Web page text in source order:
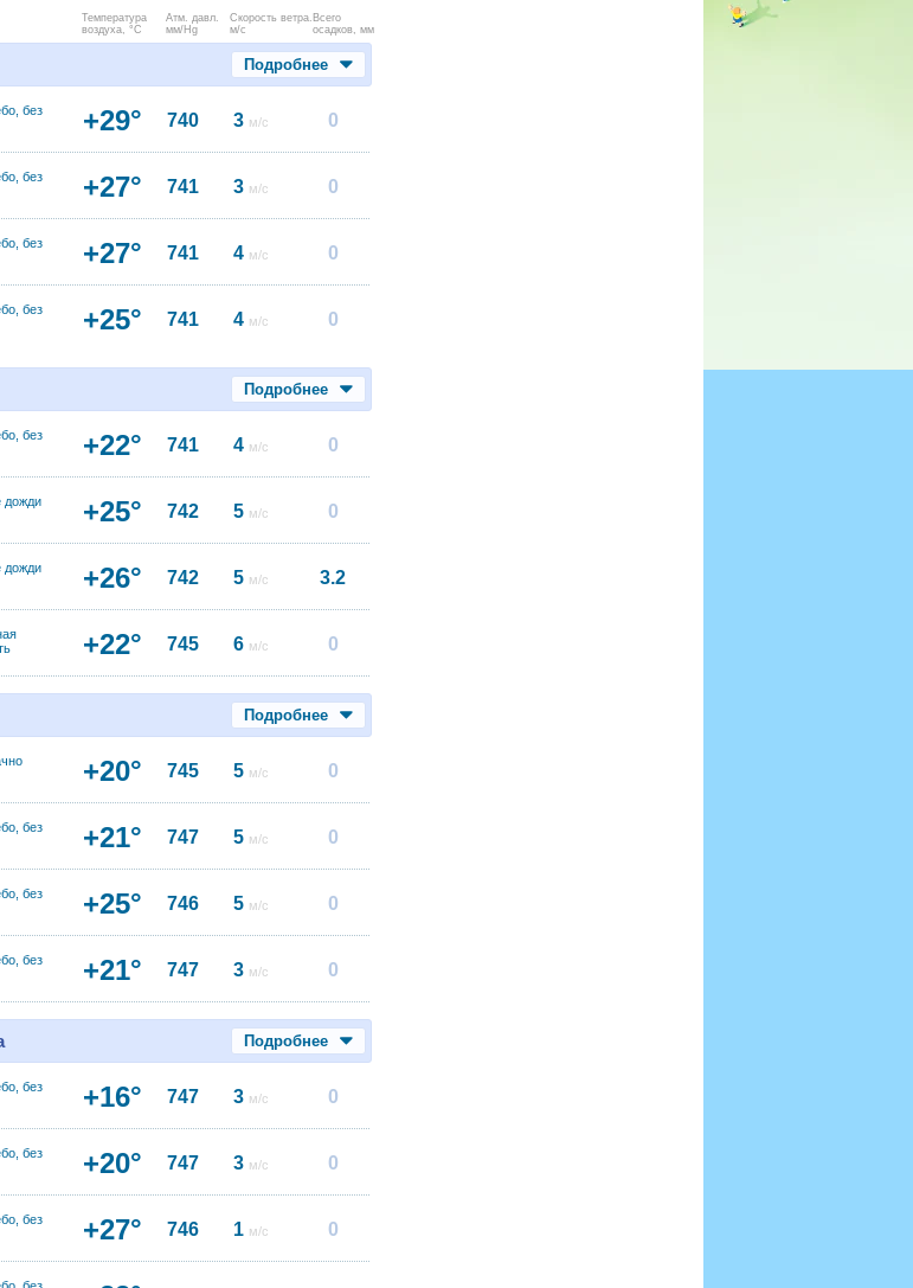
Температура
воздуха, °C
Атм. давл.
мм/Hg
Скорость ветра.
м/с
Всего
осадков, мм
Подробнее
без
+29° 740 3 м/с 0
без
+27° 741 3 м/с 0
без
+27° 741 4 м/с 0
без
+25° 741 4 м/с 0
Подробнее
без
+22° 741 4 м/с 0
дожди +25° 742 5 м/с 0
дожди +26° 742 5 м/с 3.2
+22° 745 6 м/с 0
Подробнее
+20° 745 5 м/с 0
без
+21° 747 5 м/с 0
без
+25° 746 5 м/с 0
без
+21° 747 3 м/с 0
Подробнее
без
+16° 747 3 м/с 0
без
+20° 747 3 м/с 0
без
+27° 746 1 м/с 0